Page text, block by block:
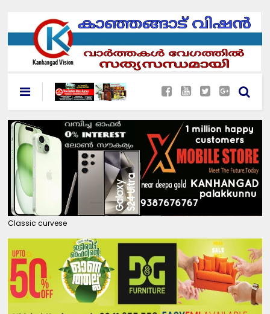
Classic curvese